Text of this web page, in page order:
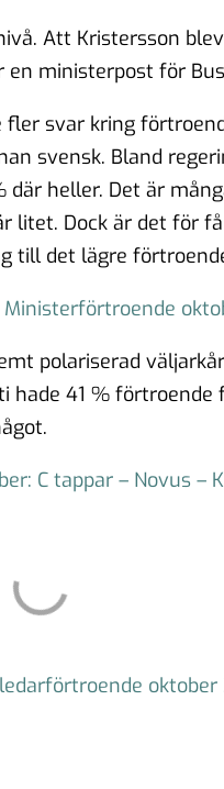
Att Kristersson
en ministerpost för
svar kring
svensk. Bland
heller. Det är
litet. Dock är det för
till det lägre
Ministerförtroende
polariserad
hade 41 % förtroende
C tappar – Novus –